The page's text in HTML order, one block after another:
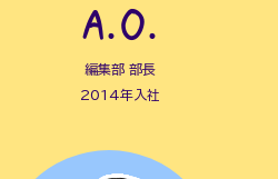
A.O.
編集部 部長
2014年入社